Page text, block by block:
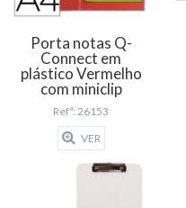
Porta notas Q-
Connect em
plástico Vermelho
com miniclip
Refª: 26153
VER